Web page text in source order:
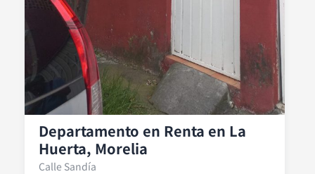
Departamento en Renta en La
Huerta, Morelia
Calle Sandía